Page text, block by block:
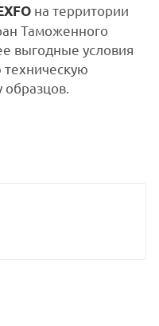
XFO на территории
Таможенного
выгодные условия
техническую